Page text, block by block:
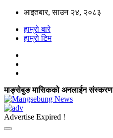
आइतबार, साउन २४, २०८३
हाम्रो बारे
हाम्राे टिम
माङ्सेबुङ मासिकको अनलाईन संस्करण
Advertise Expired !